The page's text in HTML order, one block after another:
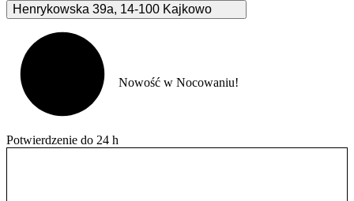
Henrykowska 39a, 14-100 Kajkowo
Potwierdzenie do 24 h
Nowość w Nocowaniu!